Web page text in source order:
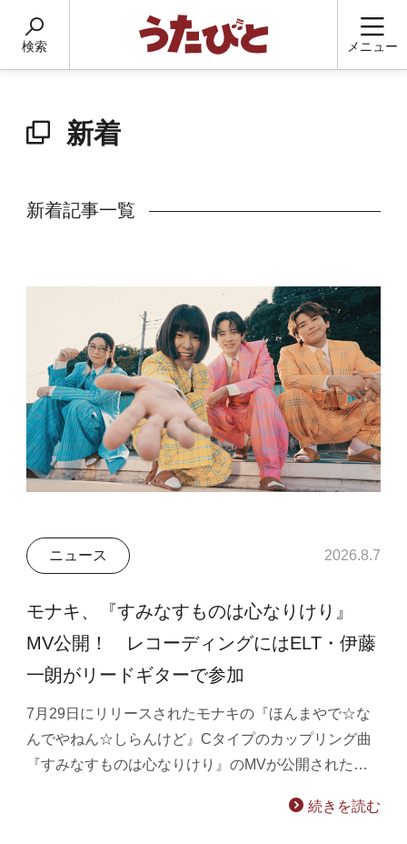
検索 メニュー
新着
新着記事一覧
ニュース 2026.8.7
モナキ、『すみなすものは心なりけり』
MV公開！ レコーディングにはELT・伊藤
一朗がリードギターで参加
7月29日にリリースされたモナキの『ほんまやで☆な
んでやねん☆しらんけど』Cタイプのカップリング曲
『すみなすものは心なりけり』のMVが公開された…
続きを読む